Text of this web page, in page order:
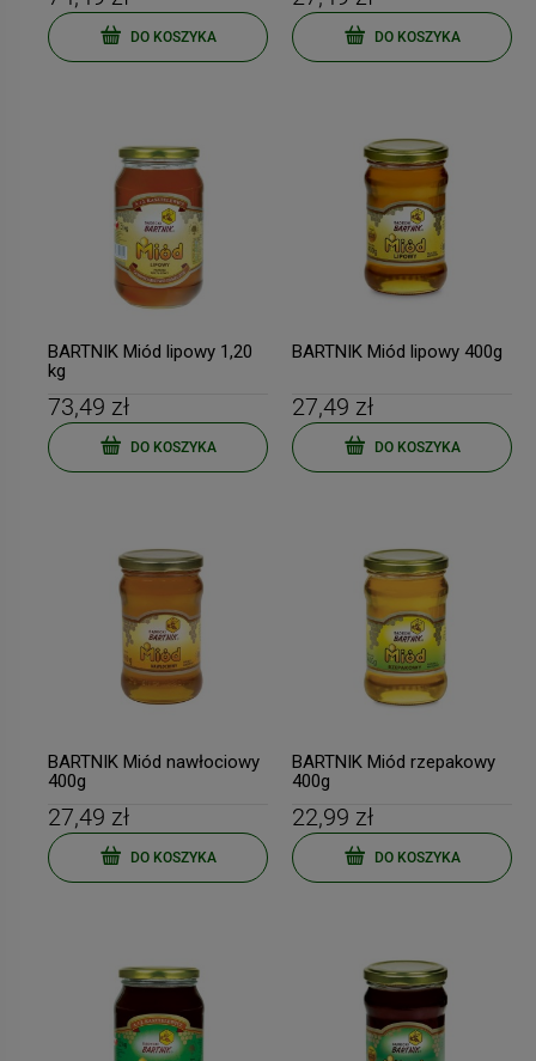
DO KOSZYKA DO KOSZYKA
BARTNIK Miód lipowy 1,20
kg
73,49 zł
DO KOSZYKA
BARTNIK Miód lipowy 400g
27,49 zł
DO KOSZYKA
BARTNIK Miód nawłociowy
400g
27,49 zł
DO KOSZYKA
BARTNIK Miód rzepakowy
400g
22,99 zł
DO KOSZYKA